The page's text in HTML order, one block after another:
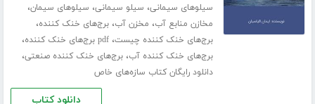
سیلوهای سیمانی، سیلو سیمانی، سیلوهای سیمان،
مخازن منابع آب، مخزن آب،برج‌های خنک کننده،
برج‌های خنک کننده چیست،pdf برج‌های خنک کننده ،
برج‌های خنک کننده آب،برج‌های خنک کننده صنعتی،
دانلود رایگان کتاب سازه‌های خاص
دانلود کتاب